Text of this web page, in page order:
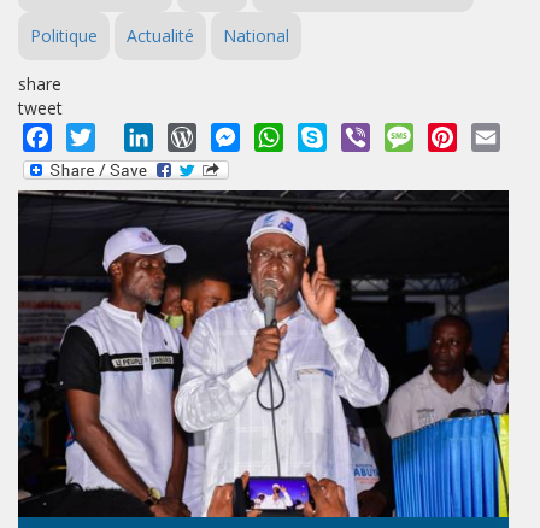
Politique Actualité National
share
tweet
Facebook
Twitter LinkedInWordPressMessengerWhatsApp
Skype Viber MessagePinterest